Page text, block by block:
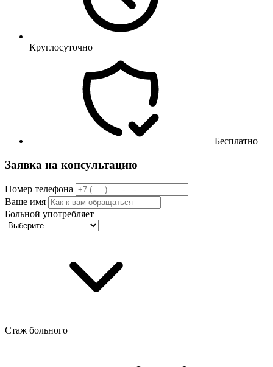
Круглосуточно
Бесплатно
Заявка на консультацию
Номер телефона
Ваше имя
Больной употребляет
Стаж больного